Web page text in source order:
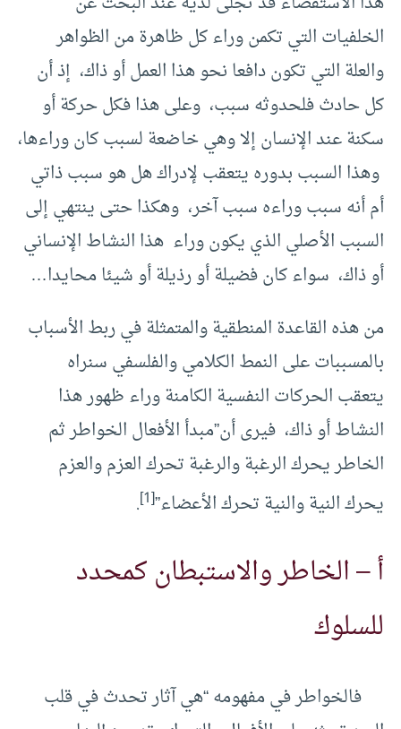
الخلفيات التي تكمن وراء كل ظاهرة من الظواهر
والعلة التي تكون دافعا نحو هذا العمل أو ذاك، إذ أن
كل حادث فلحدوثه سبب، وعلى هذا فكل حركة أو
سكنة عند الإنسان إلا وهي خاضعة لسبب كان وراءها،
وهذا السبب بدوره يتعقب لإدراك هل هو سبب ذاتي
أم أنه سبب وراءه سبب آخر، وهكذا حتى ينتهي إلى
السبب الأصلي الذي يكون وراء هذا النشاط الإنساني
أو ذاك، سواء كان فضيلة أو رذيلة أو شيئا محايدا…
من هذه القاعدة المنطقية والمتمثلة في ربط الأسباب
بالمسببات على النمط الكلامي والفلسفي سنراه
يتعقب الحركات النفسية الكامنة وراء ظهور هذا
النشاط أو ذاك، فيرى أن”مبدأ الأفعال الخواطر ثم
الخاطر يحرك الرغبة والرغبة تحرك العزم والعزم
يحرك النية والنية تحرك الأعضاء”[1]
.
أ – الخاطر والاستبطان كمحدد
للسلوك
فالخواطر في مفهومه “هي آثار تحدث في قلب